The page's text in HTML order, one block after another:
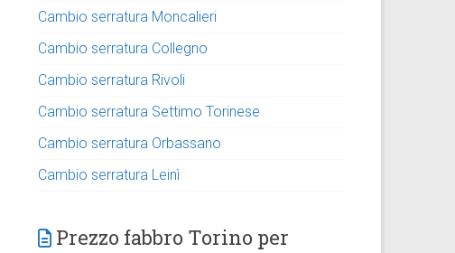
Cambio serratura Moncalieri
Cambio serratura Collegno
Cambio serratura Rivoli
Cambio serratura Settimo Torinese
Cambio serratura Orbassano
Cambio serratura Leinì
Prezzo fabbro Torino per